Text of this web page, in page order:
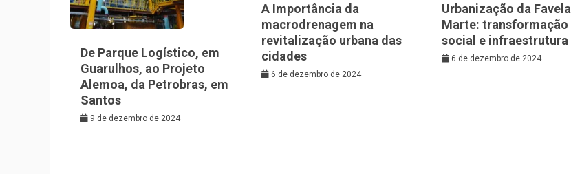
De Parque Logístico, em
Guarulhos, ao Projeto
Alemoa, da Petrobras, em
Santos
9 de dezembro de 2024
A Importância da
macrodrenagem na
revitalização urbana das
cidades
6 de dezembro de 2024
Urbanização da Favela
Marte: transformação
social e infraestrutura
6 de dezembro de 2024